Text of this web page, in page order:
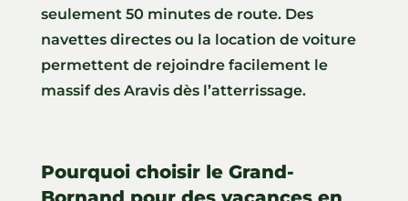
seulement 50 minutes de route. Des
navettes directes ou la location de voiture
permettent de rejoindre facilement le
massif des Aravis dès l’atterrissage.
Pourquoi choisir le Grand-